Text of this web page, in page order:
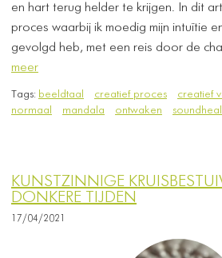
en hart terug helder te krijgen. In dit
proces waarbij ik moedig mijn intuïtie
gevolgd heb, met een reis door de
meer
Tags: beeldtaal creatief proces creatief
normaal
mandala ontwaken
KUNSTZINNIGE
DONKERE TIJDEN
17/04/2021